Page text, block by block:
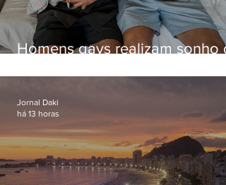
Homens gays realizam sonho
paternidade
Jornal Daki
há 13 horas